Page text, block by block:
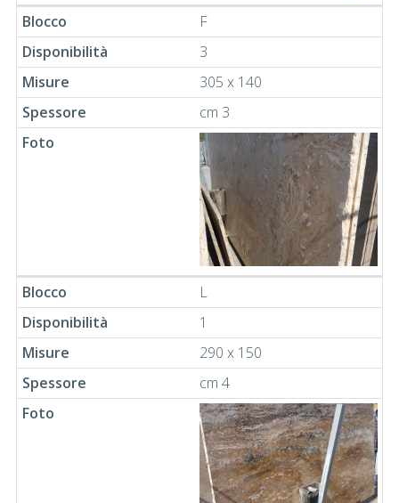
F
3
305 x 140
cm 3
L
1
290 x 150
cm 4